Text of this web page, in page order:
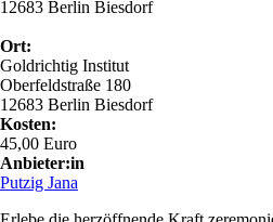
12683 Berlin Biesdorf
Ort:
Goldrichtig Institut
Oberfeldstraße 180
12683 Berlin Biesdorf
Kosten:
45,00 Euro
Anbieter:in
Putzig Jana